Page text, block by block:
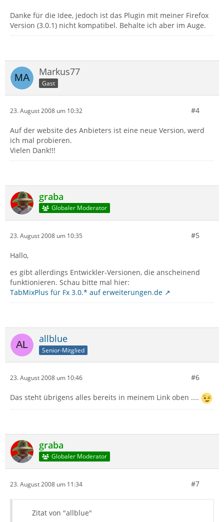
Danke für die Idee, jedoch ist das Plugin mit meiner Firefox
Version (3.0.1) nicht kompatibel. Behalte ich aber im Auge.
Markus77
Gast
23. August 2008 um 10:32 #4
Auf der website des Anbieters ist eine neue Version, werd
ich mal probieren.
Vielen Dank!!!
graba
Globaler Moderator
23. August 2008 um 10:35 #5
Hallo,
es gibt allerdings Entwickler-Versionen, die anscheinend
funktionieren. Schau bitte mal hier:
TabMixPlus für Fx 3.0.* auf erweiterungen.de
allblue
Senior-Mitglied
23. August 2008 um 10:46 #6
Das steht übrigens alles bereits in meinem Link oben ....
graba
Globaler Moderator
23. August 2008 um 11:34 #7
Zitat von "allblue"